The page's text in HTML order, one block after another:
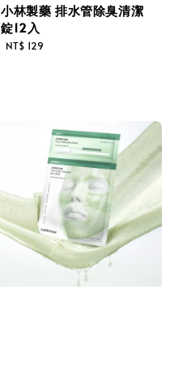
小林製藥 排水管除臭清潔
錠12入
Regular
NT$ 129